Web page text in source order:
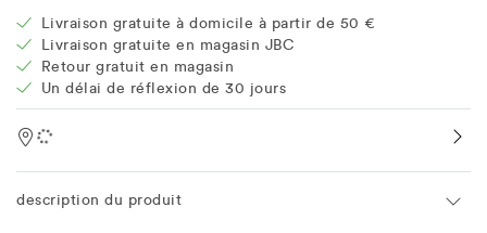
Livraison gratuite à domicile à partir de 50 €
Livraison gratuite en magasin JBC
Retour gratuit en magasin
Un délai de réflexion de 30 jours
Location
description du produit